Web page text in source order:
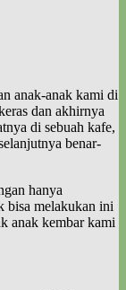
anak-anak kami di
dan akhirnya
di sebuah kafe,
benar-
hanya
bisa melakukan ini
anak kembar kami